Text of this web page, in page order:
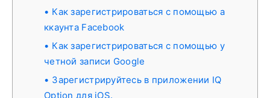
Как зарегистрироваться с помощью а
ккаунта Facebook
Как зарегистрироваться с помощью у
четной записи Google
Зарегистрируйтесь в приложении IQ
Option для iOS.